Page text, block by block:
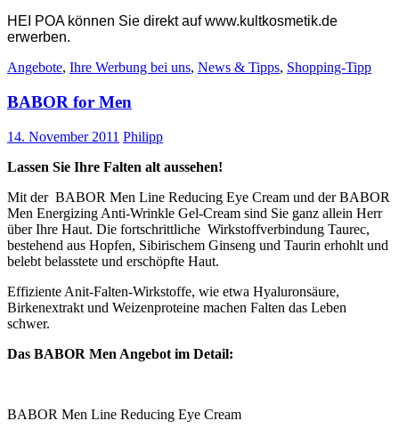
HEI POA können Sie direkt auf www.kultkosmetik.de
erwerben.
Angebote, Ihre Werbung bei uns, News & Tipps, Shopping-Tipp
BABOR for Men
14. November 2011 Philipp
Lassen Sie Ihre Falten alt aussehen!
Mit der BABOR Men Line Reducing Eye Cream und der BABOR
Men Energizing Anti-Wrinkle Gel-Cream sind Sie ganz allein Herr
über Ihre Haut. Die fortschrittliche Wirkstoffverbindung Taurec,
bestehend aus Hopfen, Sibirischem Ginseng und Taurin erhohlt und
belebt belasstete und erschöpfte Haut.
Effiziente Anit-Falten-Wirkstoffe, wie etwa Hyaluronsäure,
Birkenextrakt und Weizenproteine machen Falten das Leben
schwer.
Das BABOR Men Angebot im Detail:
BABOR Men Line Reducing Eye Cream